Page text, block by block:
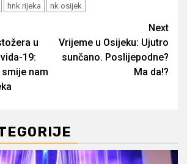
hnk rijeka nk osijek
u
19:
nam
Next
Vrijeme u Osijeku: Ujutro
sunčano. Poslijepodne?
Ma da!?